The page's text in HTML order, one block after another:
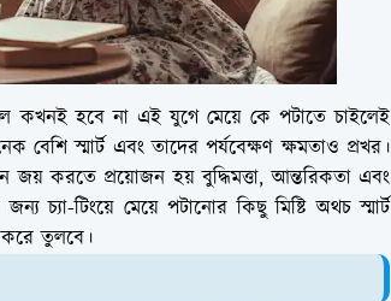
হবে না এই যুগে মেয়ে কে পটাতে চাইলেই
স্মার্ট এবং তাদের পর্যবেক্ষণ ক্ষমতাও প্রখর।
জয় করতে প্রয়োজন হয় বুদ্ধিমত্তা, আন্তরিকতা এবং
চ্যা-টিংয়ে মেয়ে পটানোর কিছু মিষ্টি অথচ স্মার্ট
তুলবে।